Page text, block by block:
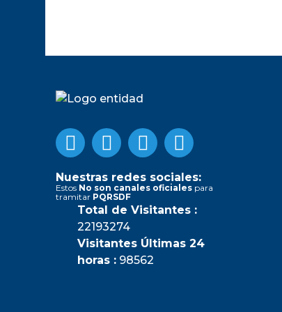
Nuestras redes sociales:
Estos No son canales oficiales para
tramitar PQRSDF
Total de Visitantes :
22193274
Visitantes Últimas 24
horas : 98562